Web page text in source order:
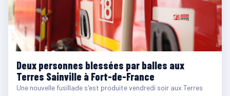
Deux personnes blessées par balles aux
Terres Sainville à Fort-de-France
Une nouvelle fusillade s'est produite vendredi soir aux Terres